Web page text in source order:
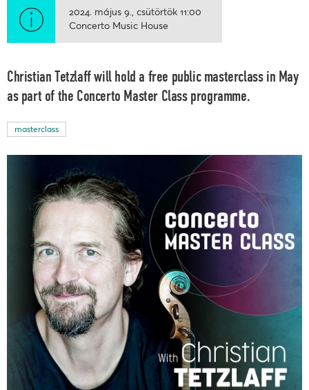
2024. május 9. csütörtök 11:00
Concerto Music House
Christian Tetzlaff will hold a free public masterclass in May
as part of the Concerto Master Class programme.
masterclass